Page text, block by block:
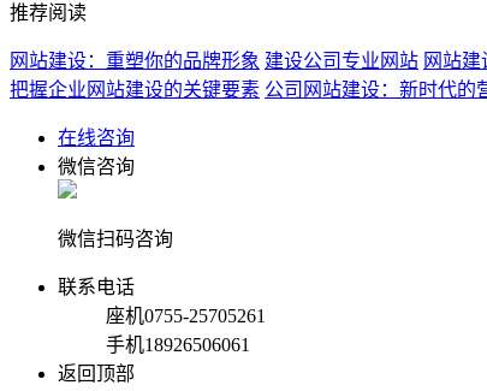
推荐阅读
网站建设：重塑你的品牌形象 建设公司专业网站 网站
把握企业网站建设的关键要素 公司网站建设：新时代的
在线咨询
微信咨询
微信扫码咨询
联系电话
座机0755-25705261
手机18926506061
返回顶部